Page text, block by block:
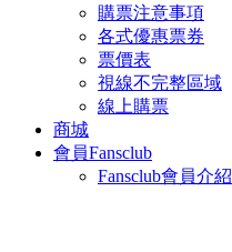
購票注意事項
各式優惠票券
票價表
視線不完整區域
線上購票
商城
會員Fansclub
Fansclub會員介紹